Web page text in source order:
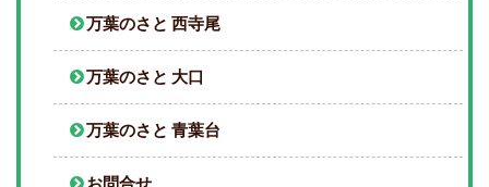
万葉のさと 西寺尾
万葉のさと 大口
万葉のさと 青葉台
お問合せ